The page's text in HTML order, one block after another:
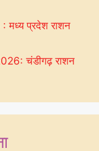
प्रदेश राशन
चंडीगढ़ राशन